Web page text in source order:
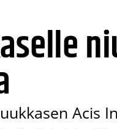
Acis